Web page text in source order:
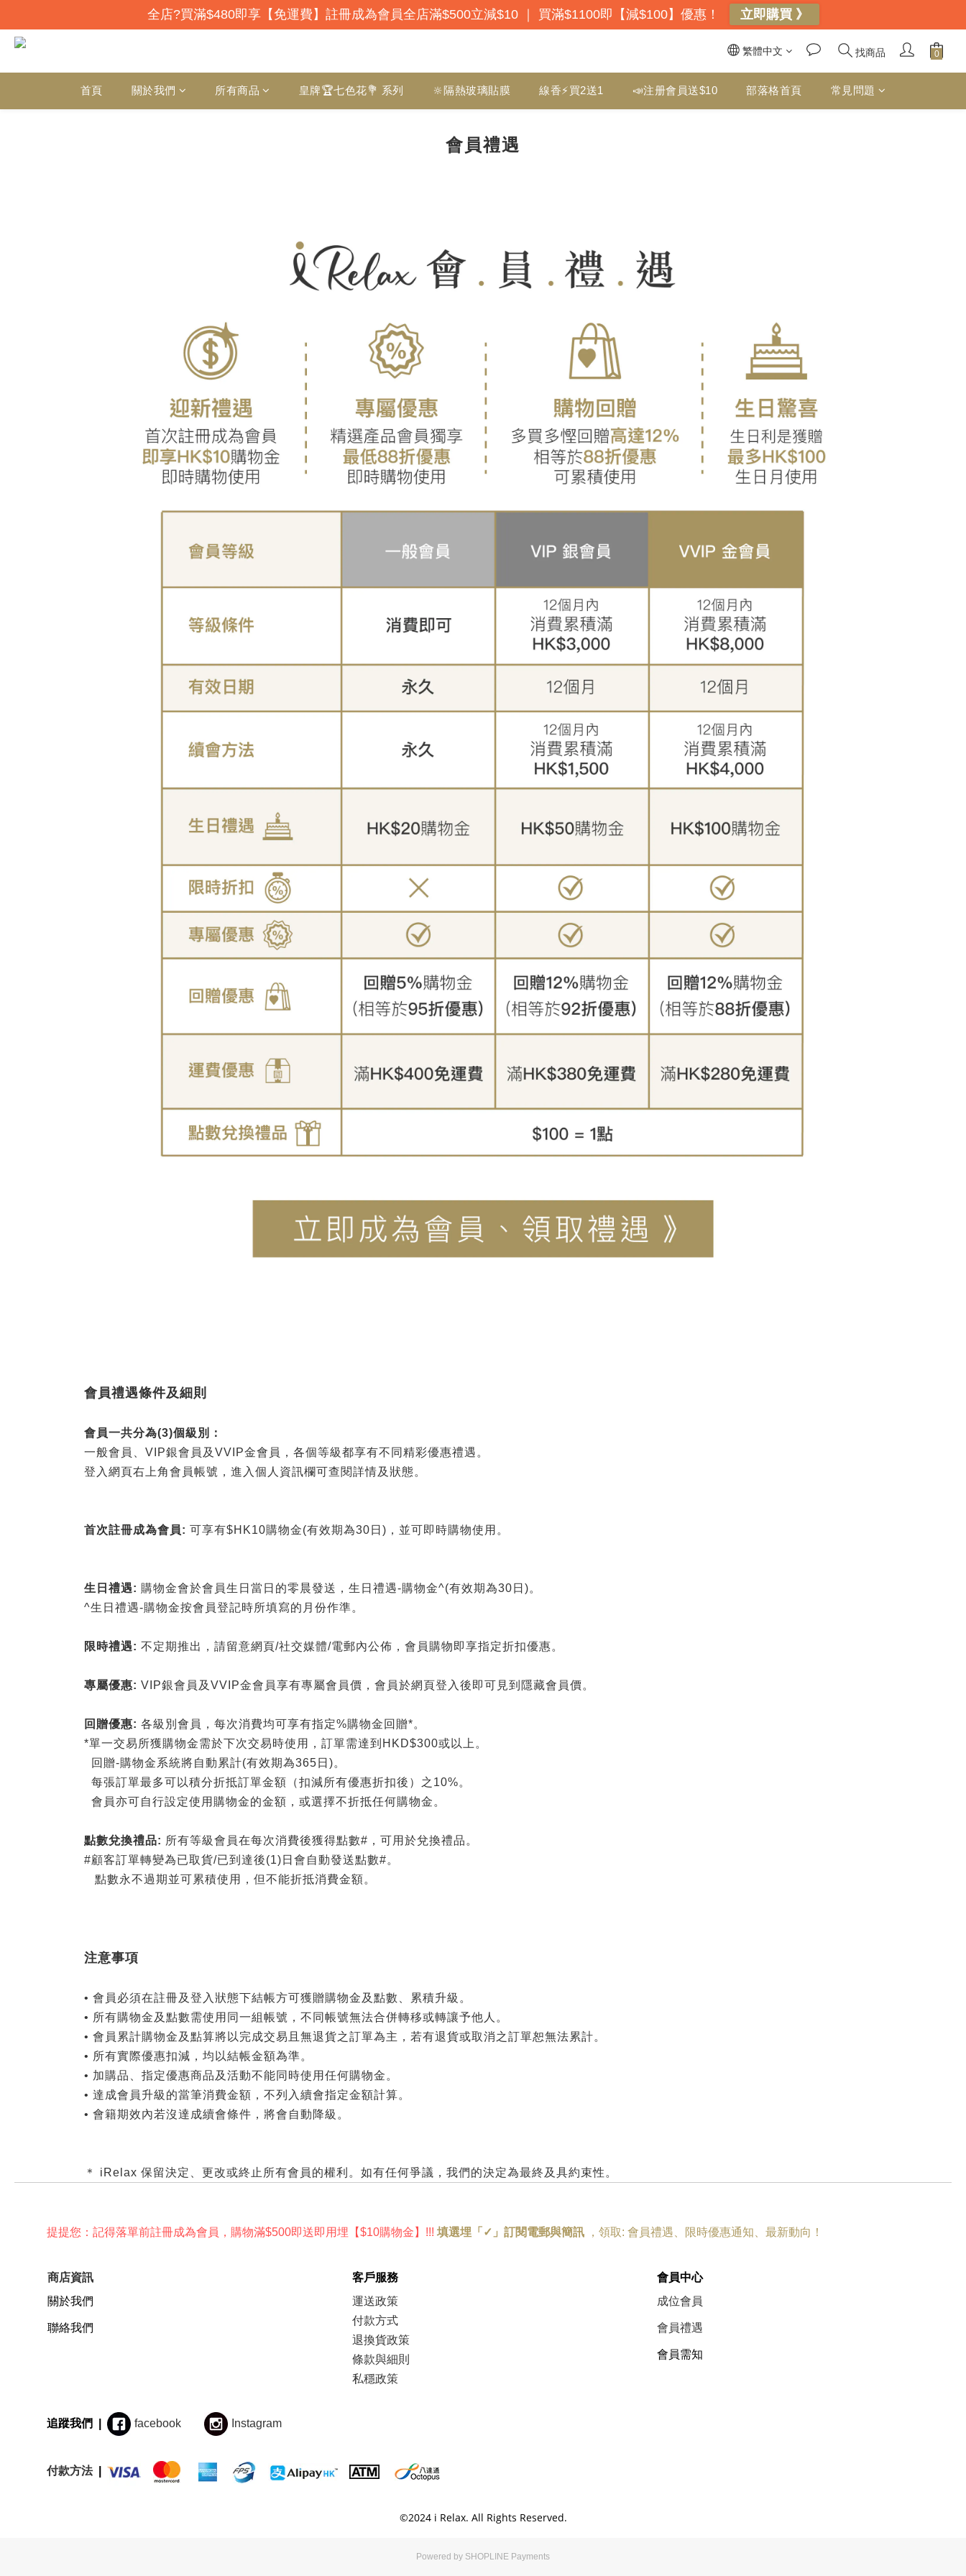
繁體中文 找商品
首頁 關於我們 所有商品 皇牌🏆七色花💐 系列 🔆隔熱玻璃貼膜 線香⚡買2送1 📣注册會員送$10 部落格首頁 常見問題
會員禮遇
會員禮遇條件及細則
會員一共分為(3)個級別：
一般會員、VIP銀會員及VVIP金會員，各個等級都享有不同精彩優惠禮遇。
登入網頁右上角會員帳號，進入個人資訊欄可查閱詳情及狀態。
首次註冊成為會員: 可享有$HK10購物金(有效期為30日)，並可即時購物使用。
生日禮遇: 購物金會於會員生日當日的零晨發送，生日禮遇-購物金^(有效期為30日)。
^生日禮遇-購物金按會員登記時所填寫的月份作準。
限時禮遇: 不定期推出，請留意網頁/社交媒體/電郵內公佈，會員購物即享指定折扣優惠。
專屬優惠: VIP銀會員及VVIP金會員享有專屬會員價，會員於網頁登入後即可見到隱藏會員價。
回贈優惠: 各級別會員，每次消費均可享有指定%購物金回贈*。
*單一交易所獲購物金需於下次交易時使用，訂單需達到HKD$300或以上。
回贈-購物金系統將自動累計(有效期為365日)。
每張訂單最多可以積分折抵訂單金額（扣減所有優惠折扣後）之10%。
會員亦可自行設定使用購物金的金額，或選擇不折抵任何購物金。
點數兌換禮品: 所有等級會員在每次消費後獲得點數#，可用於兌換禮品。
#顧客訂單轉變為已取貨/已到達後(1)日會自動發送點數#。
點數永不過期並可累積使用，但不能折抵消費金額。
注意事項
• 會員必須在註冊及登入狀態下結帳方可獲贈購物金及點數、累積升級。
• 所有購物金及點數需使用同一組帳號，不同帳號無法合併轉移或轉讓予他人。
• 會員累計購物金及點算將以完成交易且無退貨之訂單為主，若有退貨或取消之訂單恕無法累計。
• 所有實際優惠扣減，均以結帳金額為準。
• 加購品、指定優惠商品及活動不能同時使用任何購物金。
• 達成會員升級的當筆消費金額，不列入續會指定金額計算。
• 會籍期效內若沒達成續會條件，將會自動降級。
＊ iRelax 保留決定、更改或終止所有會員的權利。如有任何爭議，我們的決定為最終及具約束性。
提提您：記得落單前註冊成為會員，購物滿$500即送即用埋 【$10購物金 】!!! 填選埋「✓」訂閱電郵與簡訊 ， 領取: 會員禮遇 限時優惠通知、 最新動向 ！
商店資訊
關於我們
聯絡我們
客戶服務
運送政策
付款方式
退換貨政策
條款與細則
私穩政策
會員中心
成位會員
會員禮遇
會員需知
追蹤我們 | facebook Instagram
付款方法|
©2024i Relax. All Rights Reserved.
Powered by SHOPLINE Payments
全店?買滿$480即享【免運費】註冊成為會員全店滿$500立減$10 ｜ 買滿$1100即【減$100】優惠！ 立即購買 》